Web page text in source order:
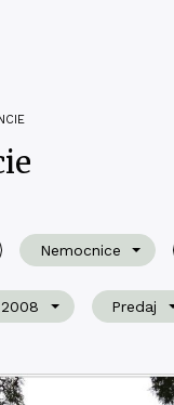
Nemocnice
2008 Predaj